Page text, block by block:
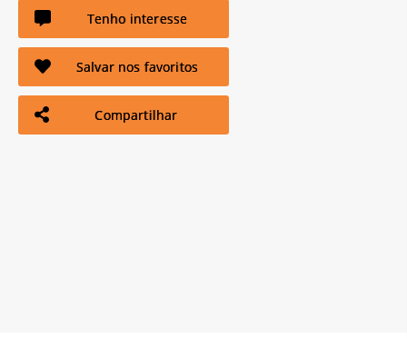
Tenho interesse
Salvar nos favoritos
Compartilhar